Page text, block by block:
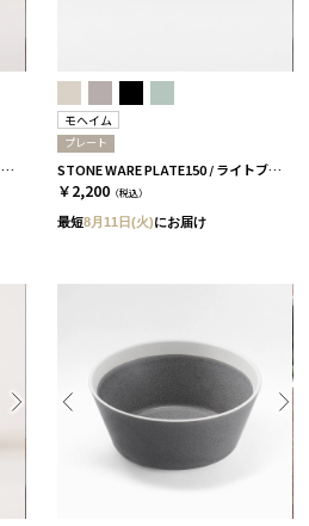
STONE WARE PLATE150 / ブラック［モヘイム］
モヘイム
プレート
STONE WARE PLATE150 / ライトブルー［モヘイム］
￥2,200 （税込）
最短8月11日(火)にお届け